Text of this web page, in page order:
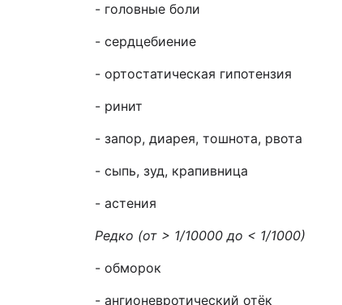
- головные боли
- сердцебиение
- ортостатическая гипотензия
- ринит
- запор, диарея, тошнота, рвота
- сыпь, зуд, крапивница
- астения
Редко (от > 1/10000 до < 1/1000)
- обморок
- ангионевротический отёк